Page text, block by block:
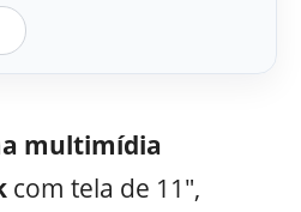
multimídia
com tela de 11″,